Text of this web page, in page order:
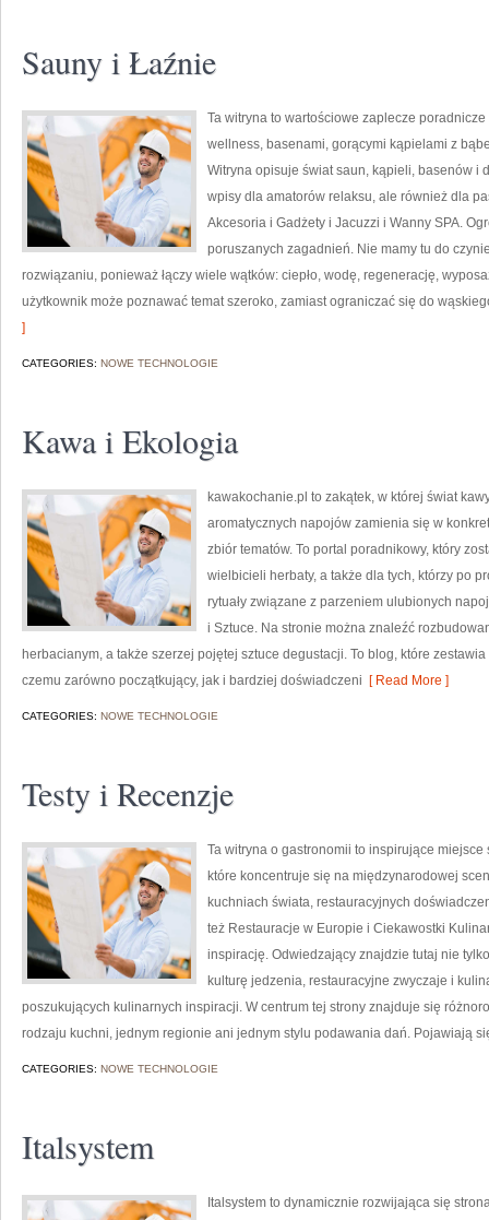
Sauny i Łaźnie
Ta witryna to wartościowe zaplecze
wellness, basenami, gorącymi kąpielami z
Witryna opisuje świat saun, kąpieli, basenów i
wpisy dla amatorów relaksu, ale również dla
Akcesoria i Gadżety i Jacuzzi i Wanny SPA.
poruszanych zagadnień. Nie mamy tu do
rozwiązaniu, ponieważ łączy wiele wątków: ciepło, wodę, regenerację,
użytkownik może poznawać temat szeroko, zamiast ograniczać się do
]
CATEGORIES: NOWE TECHNOLOGIE
Kawa i Ekologia
kawakochanie.pl to zakątek, w której świat
aromatycznych napojów zamienia się w
zbiór tematów. To portal poradnikowy, który
wielbicieli herbaty, a także dla tych, którzy po
rytuały związane z parzeniem ulubionych
i Sztuce. Na stronie można znaleźć
herbacianym, a także szerzej pojętej sztuce degustacji. To blog, które
czemu zarówno początkujący, jak i bardziej doświadczeni [ Read More ]
CATEGORIES: NOWE TECHNOLOGIE
Testy i Recenzje
Ta witryna o gastronomii to inspirujące
które koncentruje się na międzynarodowej
kuchniach świata, restauracyjnych
też Restauracje w Europie i Ciekawostki
inspirację. Odwiedzający znajdzie tutaj nie
kulturę jedzenia, restauracyjne zwyczaje i
poszukujących kulinarnych inspiracji. W centrum tej strony znajduje się
rodzaju kuchni, jednym regionie ani jednym stylu podawania dań. Pojawiają
CATEGORIES: NOWE TECHNOLOGIE
Italsystem
Italsystem to dynamicznie rozwijająca się